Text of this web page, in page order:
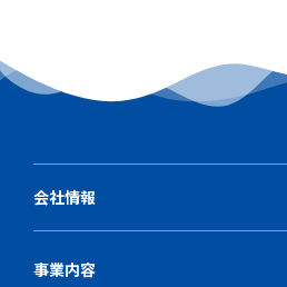
会社情報
事業内容